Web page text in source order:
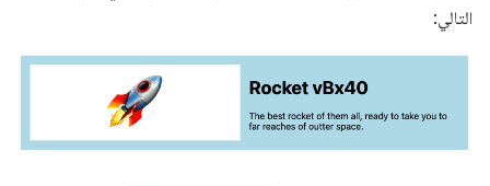
التالي: